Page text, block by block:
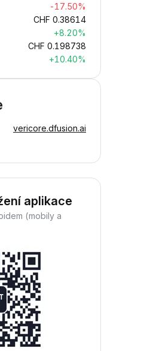
-17.50%
CHF 0.38614
+8.20%
CHF 0.198738
+10.40%
vericore.dfusion.ai
aplikace
(mobily a